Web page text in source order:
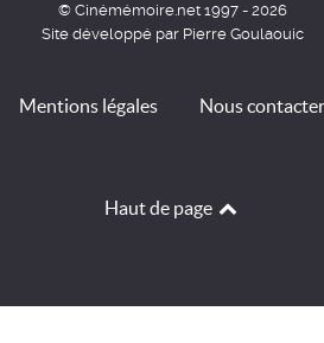
© Cinémémoire.net 1997 - 2026
Site développé par Pierre Goulaouic
Mentions légales Nous contacter
Haut de page